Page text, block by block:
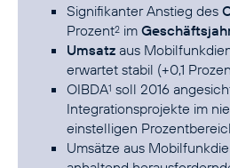
Signifikanter Anstieg des
Prozent2 im
Umsatz aus
erwartet stabil (+0,1
OIBDA1 soll 2016
Integrationsprojekte im
einstelligen
Umsätze aus